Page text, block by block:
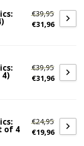
€39,95
€31,96
€39,95
€31,96
of 4
€24,95
€19,96